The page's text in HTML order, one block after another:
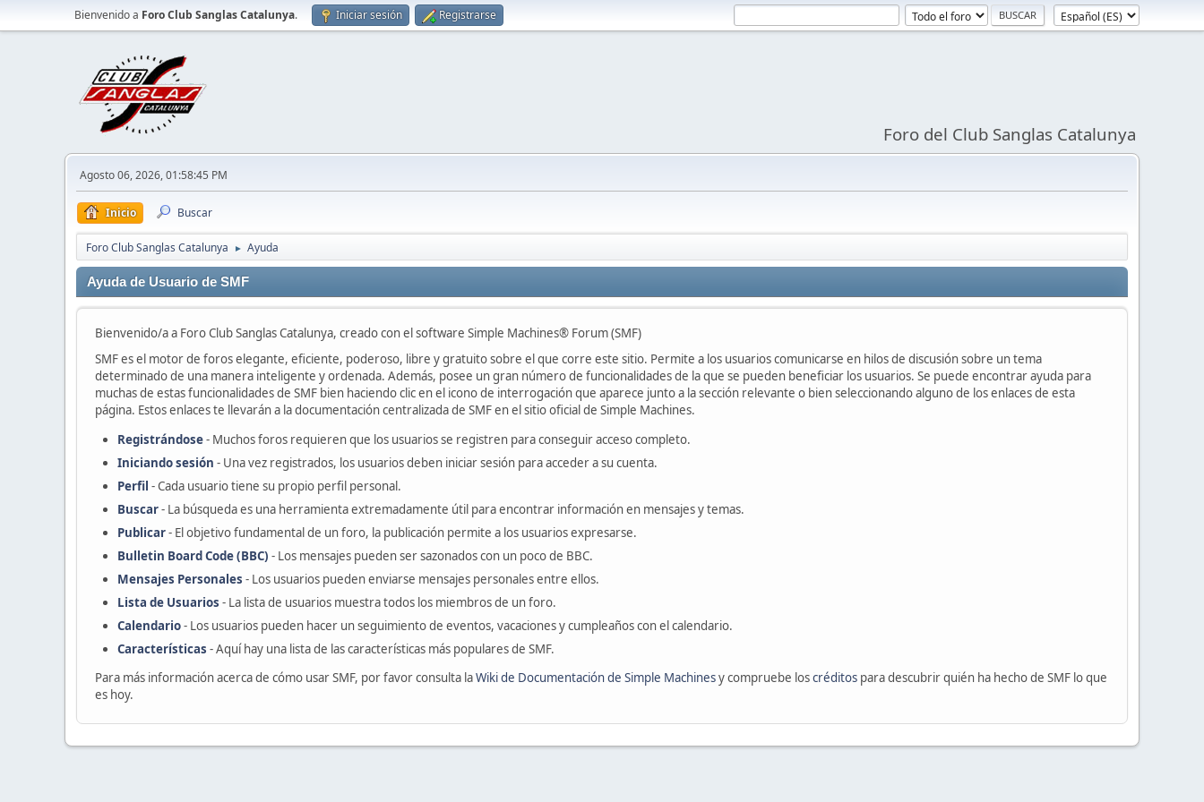
Bienvenido a Foro Club Sanglas Catalunya. Iniciar sesión Registrarse
Foro del Club Sanglas Catalunya
Agosto 06, 2026, 01:58:45 PM
Inicio Buscar
Foro Club Sanglas Catalunya ► Ayuda
Ayuda de Usuario de SMF
Bienvenido/a a Foro Club Sanglas Catalunya, creado con el software Simple Machines® Forum (SMF)
SMF es el motor de foros elegante, eficiente, poderoso, libre y gratuito sobre el que corre este sitio. Permite a los usuarios comunicarse en hilos de discusión sobre un tema
determinado de una manera inteligente y ordenada. Además, posee un gran número de funcionalidades de la que se pueden beneficiar los usuarios. Se puede encontrar ayuda para
muchas de estas funcionalidades de SMF bien haciendo clic en el icono de interrogación que aparece junto a la sección relevante o bien seleccionando alguno de los enlaces de esta
página. Estos enlaces te llevarán a la documentación centralizada de SMF en el sitio oficial de Simple Machines.
Registrándose- Muchos foros requieren que los usuarios se registren para conseguir acceso completo.
Iniciando sesión - Una vez registrados, los usuarios deben iniciar sesión para acceder a su cuenta.
Perfil - Cada usuario tiene su propio perfil personal.
Buscar- La búsqueda es una herramienta extremadamente útil para encontrar información en mensajes y temas.
Publicar- El objetivo fundamental de un foro, la publicación permite a los usuarios expresarse.
Bulletin Board Code (BBC) - Los mensajes pueden ser sazonados con un poco de BBC.
Mensajes Personales - Los usuarios pueden enviarse mensajes personales entre ellos.
Lista de Usuarios - La lista de usuarios muestra todos los miembros de un foro.
Calendario- Los usuarios pueden hacer un seguimiento de eventos, vacaciones y cumpleaños con el calendario.
Características - Aquí hay una lista de las características más populares de SMF.
Para más información acerca de cómo usar SMF, por favor consulta laWiki de Documentación de Simple Machinesy compruebe loscréditos para descubrir quién ha hecho de SMF lo que
es hoy.